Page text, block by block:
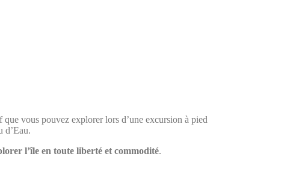
vous pouvez explorer lors d’une excursion à pied
d’Eau.
l’île en toute liberté et commodité.